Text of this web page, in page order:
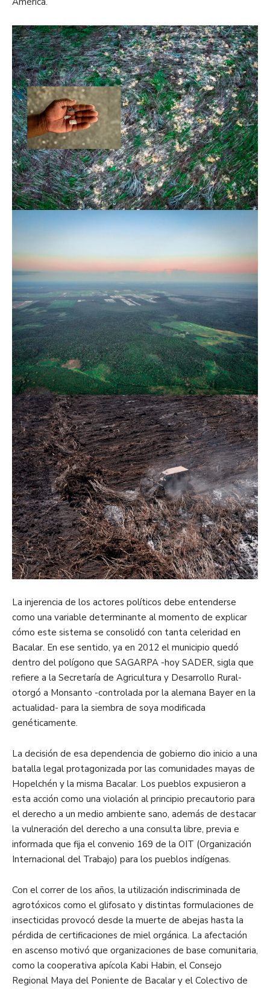
La injerencia de los actores políticos debe entenderse
como una variable determinante al momento de explicar
cómo este sistema se consolidó con tanta celeridad en
Bacalar. En ese sentido, ya en 2012 el municipio quedó
dentro del polígono que SAGARPA -hoy SADER, sigla que
refiere a la Secretaría de Agricultura y Desarrollo Rural-
otorgó a Monsanto -controlada por la alemana Bayer en la
actualidad- para la siembra de soya modificada
genéticamente.
La decisión de esa dependencia de gobierno dio inicio a una
batalla legal protagonizada por las comunidades mayas de
Hopelchén y la misma Bacalar. Los pueblos expusieron a
esta acción como una violación al principio precautorio para
el derecho a un medio ambiente sano, además de destacar
la vulneración del derecho a una consulta libre, previa e
informada que fija el convenio 169 de la OIT (Organización
Internacional del Trabajo) para los pueblos indígenas.
Con el correr de los años, la utilización indiscriminada de
agrotóxicos como el glifosato y distintas formulaciones de
insecticidas provocó desde la muerte de abejas hasta la
pérdida de certificaciones de miel orgánica. La afectación
en ascenso motivó que organizaciones de base comunitaria,
como la cooperativa apícola Kabi Habin, el Consejo
Regional Maya del Poniente de Bacalar y el Colectivo de